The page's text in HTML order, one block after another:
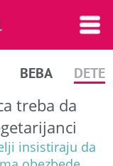
BEBA DETE
treba da
insistiraju da